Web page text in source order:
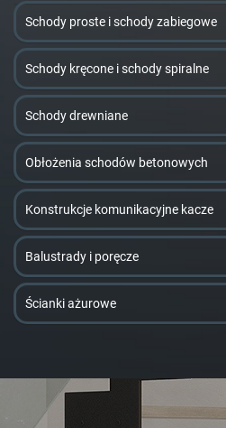
Schody proste i schody zabiegowe
Schody kręcone i schody spiralne
Schody drewniane
Obłożenia schodów betonowych
Konstrukcje komunikacyjne kacze
Balustrady i poręcze
Ścianki ażurowe